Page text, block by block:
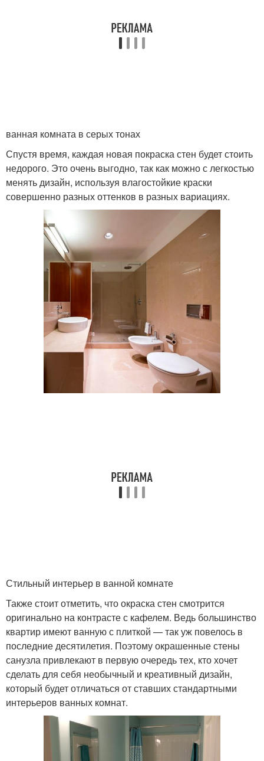
ванная комната в серых тонах
Спустя время, каждая новая покраска стен будет стоить
недорого. Это очень выгодно, так как можно с легкостью
менять дизайн, используя влагостойкие краски
совершенно разных оттенков в разных вариациях.
Стильный интерьер в ванной комнате
Также стоит отметить, что окраска стен смотрится
оригинально на контрасте с кафелем. Ведь большинство
квартир имеют ванную с плиткой — так уж повелось в
последние десятилетия. Поэтому окрашенные стены
санузла привлекают в первую очередь тех, кто хочет
сделать для себя необычный и креативный дизайн,
который будет отличаться от ставших стандартными
интерьеров ванных комнат.